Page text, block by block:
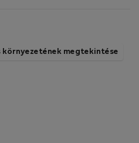
környezetének megtekintése